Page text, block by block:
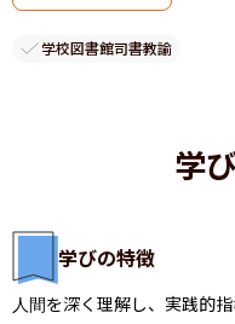
学校図書館司書教諭
学
学びの特徴
人間を深く理解し、実践的